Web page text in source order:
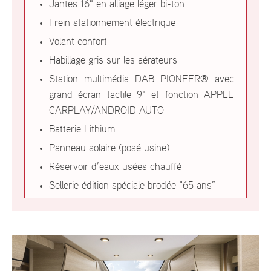
Jantes 16" en alliage léger bi-ton
Frein stationnement électrique
Volant confort
Habillage gris sur les aérateurs
Station multimédia DAB PIONEER® avec
grand écran tactile 9" et fonction APPLE
CARPLAY/ANDROID AUTO
Batterie Lithium
Panneau solaire (posé usine)
Réservoir d’eaux usées chauffé
Sellerie édition spéciale brodée “65 ans”